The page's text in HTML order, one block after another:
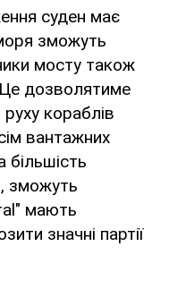
суден має
зможуть
мосту також
дозволятиме
кораблів
вантажних
зможуть
мають
значні партії